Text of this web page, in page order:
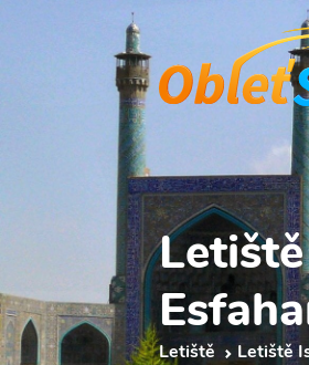
Letiště Letiště